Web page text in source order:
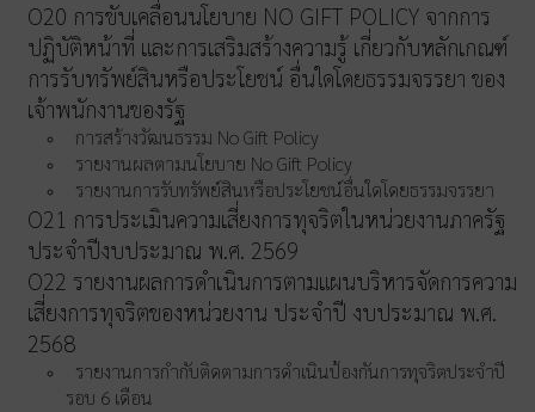
O20 การขับเคลื่อนนโยบาย NO GIFT POLICY จากการ
ปฏิบัติหน้าที่ และการเสริมสร้างความรู้ เกี่ยวกับหลักเกณฑ์
การรับทรัพย์สินหรือประโยชน์ อื่นใดโดยธรรมจรรยา ของ
เจ้าพนักงานของรัฐ
การสร้างวัฒนธรรม No Gift Policy
รายงานผลตามนโยบาย No Gift Policy
รายงานการรับทรัพย์สินหรือประโยชน์อื่นใดโดยธรรมจรรยา
O21 การประเมินความเสี่ยงการทุจริตในหน่วยงานภาครัฐ
ประจำปีงบประมาณ พ.ศ. 2569
O22 รายงานผลการดำเนินการตามแผนบริหารจัดการความ
เสี่ยงการทุจริตของหน่วยงาน ประจำปี งบประมาณ พ.ศ.
2568
รายงานการกำกับติดตามการดำเนินป้องกันการทุจริตประจำปี
รอบ 6 เดือน